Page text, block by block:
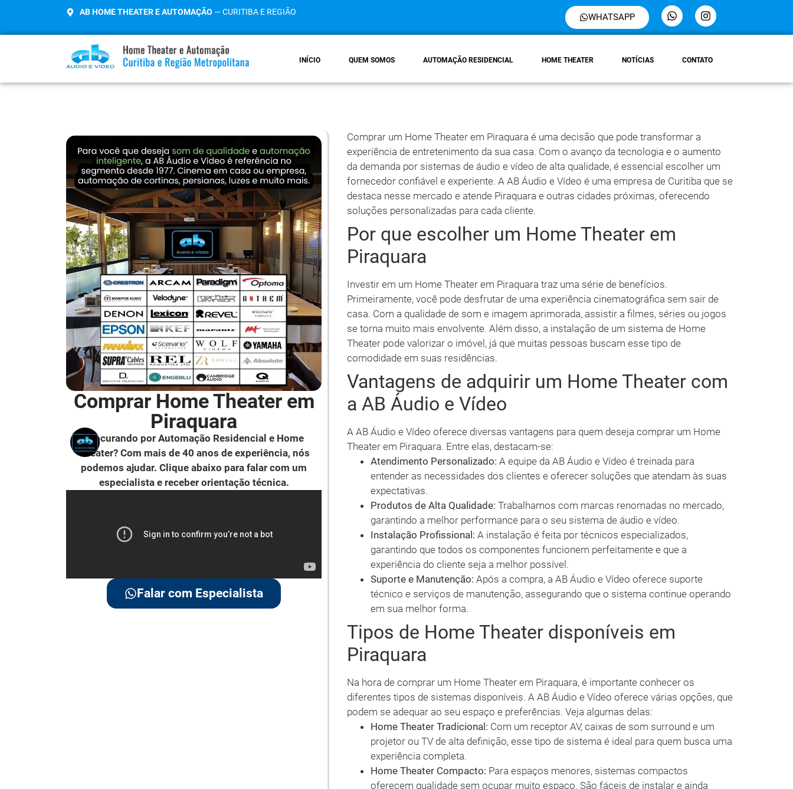
AB HOME THEATER E AUTOMAÇÃO — CURITIBA E REGIÃO WHATSAPP
INÍCIO QUEM SOMOS AUTOMAÇÃO RESIDENCIAL HOME THEATER NOTÍCIAS CONTATO
Comprar Home Theater em
Piraquara
Procurando por Automação Residencial e Home
Theater? Com mais de 40 anos de experiência, nós
podemos ajudar. Clique abaixo para falar com um
especialista e receber orientação técnica.
Falar com Especialista
Comprar um Home Theater em Piraquara é uma decisão que pode transformar a
experiência de entretenimento da sua casa. Com o avanço da tecnologia e o aumento
da demanda por sistemas de áudio e vídeo de alta qualidade, é essencial escolher um
fornecedor confiável e experiente. A AB Áudio e Vídeo é uma empresa de Curitiba que se
destaca nesse mercado e atende Piraquara e outras cidades próximas, oferecendo
soluções personalizadas para cada cliente.
Por que escolher um Home Theater em
Piraquara
Investir em um Home Theater em Piraquara traz uma série de benefícios.
Primeiramente, você pode desfrutar de uma experiência cinematográfica sem sair de
casa. Com a qualidade de som e imagem aprimorada, assistir a filmes, séries ou jogos
se torna muito mais envolvente. Além disso, a instalação de um sistema de Home
Theater pode valorizar o imóvel, já que muitas pessoas buscam esse tipo de
comodidade em suas residências.
Vantagens de adquirir um Home Theater com
a AB Áudio e Vídeo
A AB Áudio e Vídeo oferece diversas vantagens para quem deseja comprar um Home
Theater em Piraquara. Entre elas, destacam-se:
Atendimento Personalizado: A equipe da AB Áudio e Vídeo é treinada para
entender as necessidades dos clientes e oferecer soluções que atendam às suas
expectativas.
Produtos de Alta Qualidade: Trabalhamos com marcas renomadas no mercado,
garantindo a melhor performance para o seu sistema de áudio e vídeo.
Instalação Profissional: A instalação é feita por técnicos especializados,
garantindo que todos os componentes funcionem perfeitamente e que a
experiência do cliente seja a melhor possível.
Suporte e Manutenção: Após a compra, a AB Áudio e Vídeo oferece suporte
técnico e serviços de manutenção, assegurando que o sistema continue operando
em sua melhor forma.
Tipos de Home Theater disponíveis em
Piraquara
Na hora de comprar um Home Theater em Piraquara, é importante conhecer os
diferentes tipos de sistemas disponíveis. A AB Áudio e Vídeo oferece várias opções, que
podem se adequar ao seu espaço e preferências. Veja algumas delas:
Home Theater Tradicional: Com um receptor AV, caixas de som surround e um
projetor ou TV de alta definição, esse tipo de sistema é ideal para quem busca uma
experiência completa.
Home Theater Compacto: Para espaços menores, sistemas compactos
oferecem qualidade sem ocupar muito espaço. São fáceis de instalar e ainda